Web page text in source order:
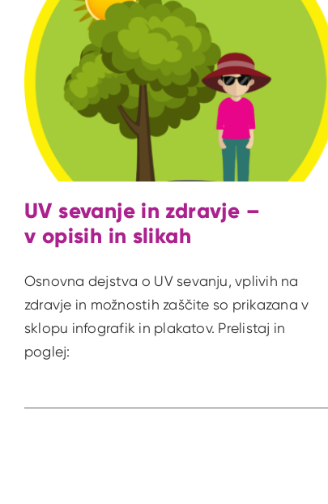
UV sevanje in zdravje –
v opisih in slikah
Osnovna dejstva o UV sevanju, vplivih na
zdravje in možnostih zaščite so prikazana v
sklopu infografik in plakatov. Prelistaj in
poglej: